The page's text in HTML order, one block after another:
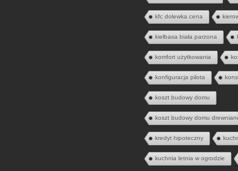
kfc dolewka cena
kiełbasa biała parzona
komfort użytkowania
konfiguracja pilota
koszt budowy domu
koszt budowy domu
kredyt hipoteczny
kuchnia letnia w ogrodzie